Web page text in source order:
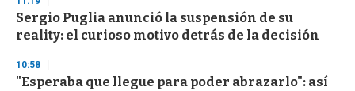
Sergio Puglia anunció la suspensión de su
reality: el curioso motivo detrás de la decisión
10:58
"Esperaba que llegue para poder abrazarlo": así